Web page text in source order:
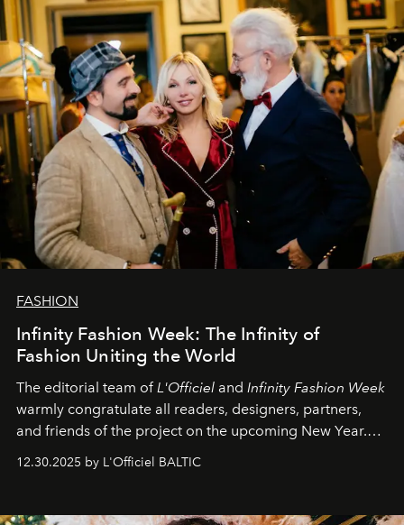
командаL’Officiel Baltic .
FASHION
Infinity Fashion Week: The Infinity of
Fashion Uniting the World
The editorial team ofL'Officiel and Infinity Fashion Week
warmly congratulate all readers, designers, partners,
and friends of the project on the upcoming New Year.
May 2026 bring growth, inspiration, bold ideas, and new
achievements.
12.30.2025 by L'Officiel BALTIC